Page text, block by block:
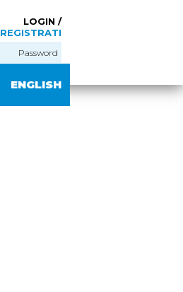
LOGIN /
REGISTRATI
ENGLISH